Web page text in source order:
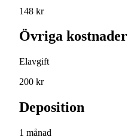
148 kr
Övriga kostnader
Elavgift
200 kr
Deposition
1 månad